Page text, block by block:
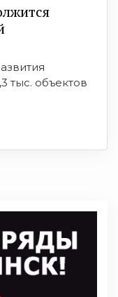
тыс. объектов